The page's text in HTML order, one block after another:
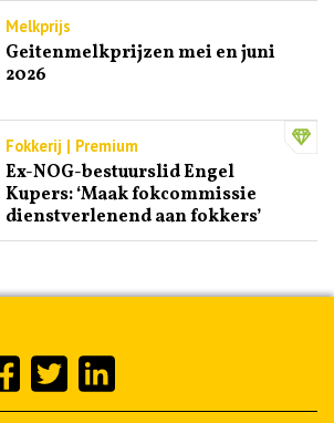
Melkprijs
Geitenmelkprijzen mei en juni
2026
Fokkerij | Premium
Ex-NOG-bestuurslid Engel
Kupers: ‘Maak fokcommissie
dienstverlenend aan fokkers’